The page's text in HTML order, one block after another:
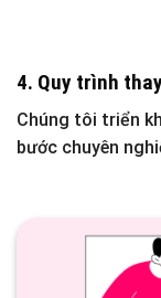
4. Quy trình
Chúng tôi triển
bước chuyên